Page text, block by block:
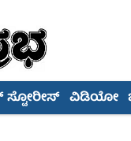
ವಿಡಿಯೋ